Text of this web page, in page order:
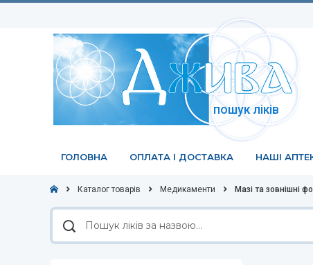
пошук ліків
ГОЛОВНА ОПЛАТА І ДОСТАВКА НАШІ
Каталог товарів Медикаменти Мазі та зовнішні
Пошук
ліків
за